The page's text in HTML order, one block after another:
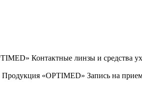
Контактные линзы и средства
Продукция «OPTIMED» Запись на